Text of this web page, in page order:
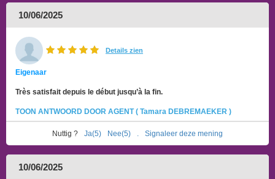
10/06/2025
Details zien
Eigenaar
Très satisfait depuis le début jusqu’à la fin.
TOON ANTWOORD DOOR AGENT ( Tamara DEBREMAEKER )
Nuttig ? Ja(5) Nee(5) Signaleer deze mening
10/06/2025